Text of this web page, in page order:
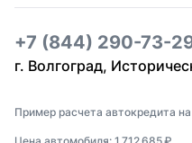
+7 (844) 290-73-
г. Волгоград,
Пример расчета автокредита